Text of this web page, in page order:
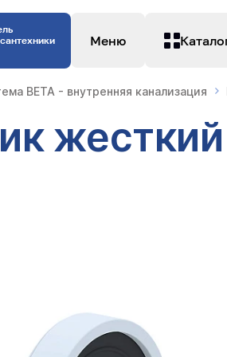
Меню
BETA - внутренняя канализация